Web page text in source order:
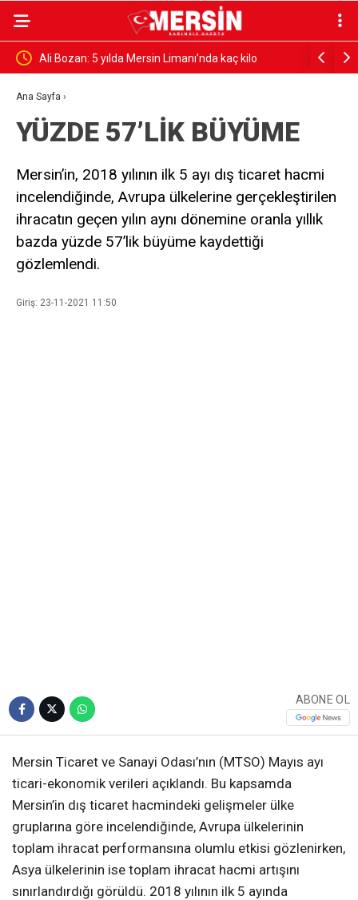
5 yılda Mersin Limanı’nda kaç kilo
ve silah ele geçirildi?
“AVRUPA ÇÖPÜNDEN
Ana Sayfa ›
YÜZDE 57’LİK BÜYÜME
Mersin’in, 2018 yılının ilk 5 ayı dış ticaret hacmi
incelendiğinde, Avrupa ülkelerine gerçekleştirilen
ihracatın geçen yılın aynı dönemine oranla yıllık
bazda yüzde 57’lik büyüme kaydettiği
gözlemlendi.
Giriş: 23-11-2021 11:50
ABONE OL
Mersin Ticaret ve Sanayi Odası’nın (MTSO) Mayıs ayı
ticari-ekonomik verileri açıklandı. Bu kapsamda
Mersin’in dış ticaret hacmindeki gelişmeler ülke
gruplarına göre incelendiğinde, Avrupa ülkelerinin
toplam ihracat performansına olumlu etkisi gözlenirken,
Asya ülkelerinin ise toplam ihracat hacmi artışını
sınırlandırdığı görüldü. 2018 yılının ilk 5 ayında